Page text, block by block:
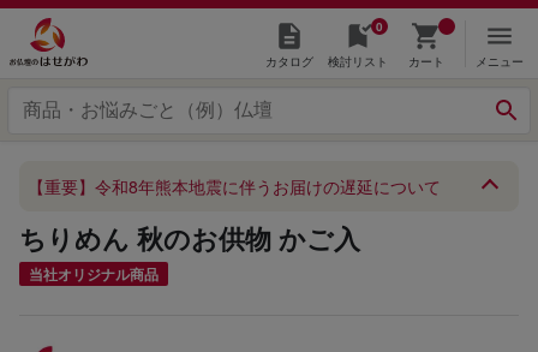
カタログ
0
検討リスト カート メニュー
【重要】令和8年熊本地震に伴うお届けの遅延について
ちりめん 秋のお供物 かご入
当社オリジナル商品